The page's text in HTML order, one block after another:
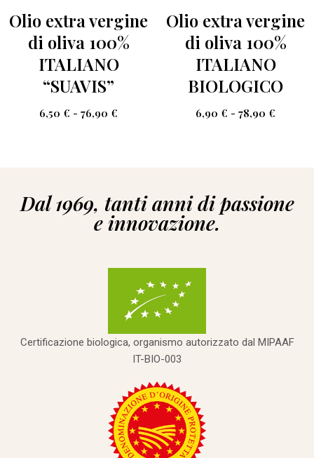
Olio extra vergine
di oliva 100%
ITALIANO
“SUAVIS”
6,50 € - 76,90 €
Olio extra vergine
di oliva 100%
ITALIANO
BIOLOGICO
6,90 € - 78,90 €
Dal 1969, tanti anni di passione
e innovazione.
Certificazione biologica, organismo autorizzato dal MIPAAF
IT-BIO-003